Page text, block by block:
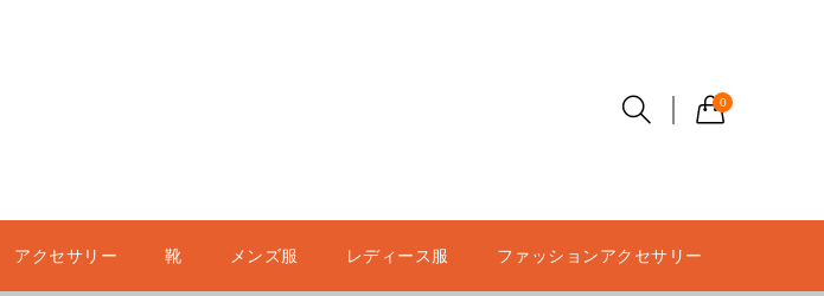
0
アクセサリー 靴 メンズ服 レディース服 ファッションアクセサリー